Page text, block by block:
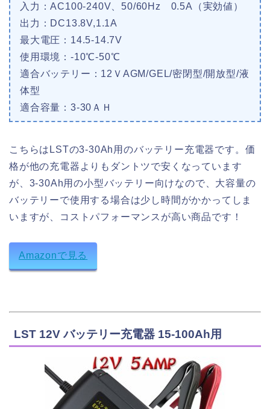
入力：AC100-240V、50/60Hz 0.5A（実効値）
出力：DC13.8V,1.1A
最大電圧：14.5-14.7V
使用環境：-10℃-50℃
適合バッテリー：12ＶAGM/GEL/密閉型/開放型/液
体型
適合容量：3-30ＡＨ
こちらはLSTの3-30Ah用のバッテリー充電器です。価
格が他の充電器よりもダントツで安くなっています
が、3-30Ah用の小型バッテリー向けなので、大容量の
バッテリーで使用する場合は少し時間がかかってしま
いますが、コストパフォーマンスが高い商品です！
Amazonで見る
LST 12V バッテリー充電器 15-100Ah用